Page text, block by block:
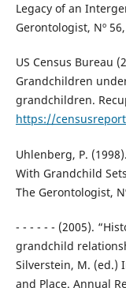
Legacy of an
Gerontologist, Nº
US Census Bureau
Grandchildren
grandchildren.
https://
Uhlenberg, P.
With Grandchild
The Gerontologist,
- - - - - - (2005).
grandchild
Silverstein, M. (ed.)
and Place. Annual